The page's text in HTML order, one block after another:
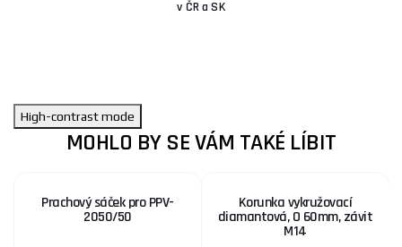
v ČR a SK
High-contrast mode
MOHLO BY SE VÁM TAKÉ LÍBIT
Prachový sáček pro PPV-
2050/50
Korunka vykružovací
diamantová, O 60mm, závit
M14